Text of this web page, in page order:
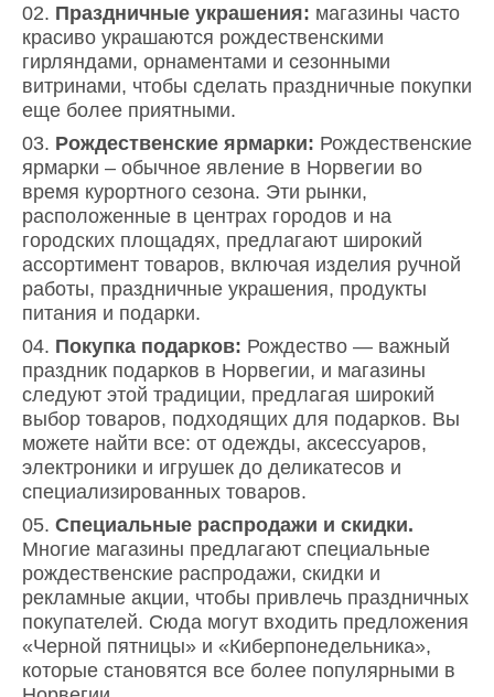
Праздничные украшения: магазины часто
красиво украшаются рождественскими
гирляндами, орнаментами и сезонными
витринами, чтобы сделать праздничные покупки
еще более приятными.
Рождественские ярмарки: Рождественские
ярмарки – обычное явление в Норвегии во
время курортного сезона. Эти рынки,
расположенные в центрах городов и на
городских площадях, предлагают широкий
ассортимент товаров, включая изделия ручной
работы, праздничные украшения, продукты
питания и подарки.
Покупка подарков: Рождество — важный
праздник подарков в Норвегии, и магазины
следуют этой традиции, предлагая широкий
выбор товаров, подходящих для подарков. Вы
можете найти все: от одежды, аксессуаров,
электроники и игрушек до деликатесов и
специализированных товаров.
Специальные распродажи и скидки.
Многие магазины предлагают специальные
рождественские распродажи, скидки и
рекламные акции, чтобы привлечь праздничных
покупателей. Сюда могут входить предложения
«Черной пятницы» и «Киберпонедельника»,
которые становятся все более популярными в